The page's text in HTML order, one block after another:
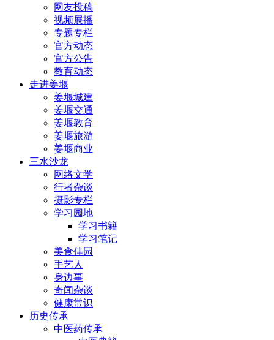
网友投稿
视频展播
专题专栏
官方动态
官方公告
教育动态
走进姜堰
姜堰城建
姜堰交通
姜堰教育
姜堰旅游
姜堰商业
三水沙龙
网络文学
行者杂谈
摄影专栏
学习园地
学习书籍
学习笔记
美食佳园
手艺人
身边事
奇闻杂谈
健康常识
历史传承
中医药传承